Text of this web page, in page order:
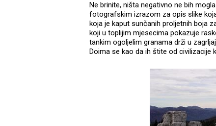
Ne brinite, ništa negativno ne bih
fotografskim izrazom za opis slike
koja je kaput sunčanih proljetnih boja
koji u toplijim mjesecima pokazuje
tankim ogoljelim granama drži u
Doima se kao da ih štite od civilizacije